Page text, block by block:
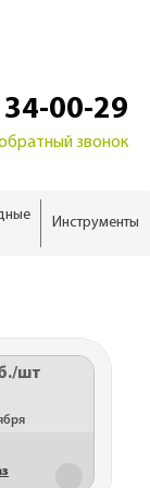
00-29
звонок
Инструменты
/шт